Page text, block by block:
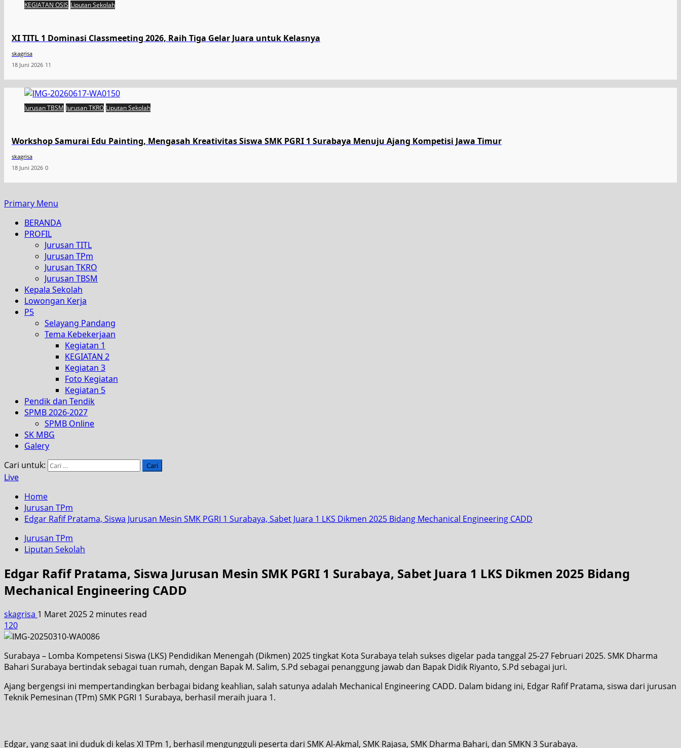
KEGIATAN OSIS Liputan Sekolah
XI TITL 1 Dominasi Classmeeting 2026, Raih Tiga Gelar Juara untuk Kelasnya
skagrisa
18 Juni 2026 11
Jurusan TBSM Jurusan TKRO Liputan Sekolah
Workshop Samurai Edu Painting, Mengasah Kreativitas Siswa SMK PGRI 1 Surabaya Menuju Ajang Kompetisi Jawa Timur
skagrisa
18 Juni 2026 0
Primary Menu
BERANDA
PROFIL
Jurusan TITL
Jurusan TPm
Jurusan TKRO
Jurusan TBSM
Kepala Sekolah
Lowongan Kerja
P5
Selayang Pandang
Tema Kebekerjaan
Kegiatan 1
KEGIATAN 2
Kegiatan 3
Foto Kegiatan
Kegiatan 5
Pendik dan Tendik
SPMB 2026-2027
SPMB Online
SK MBG
Galery
Cari untuk:
Live
Home
Jurusan TPm
Edgar Rafif Pratama, Siswa Jurusan Mesin SMK PGRI 1 Surabaya, Sabet Juara 1 LKS Dikmen 2025 Bidang Mechanical Engineering CADD
Jurusan TPm
Liputan Sekolah
Edgar Rafif Pratama, Siswa Jurusan Mesin SMK PGRI 1 Surabaya, Sabet Juara 1 LKS Dikmen 2025 Bidang
Mechanical Engineering CADD
skagrisa 1 Maret 20252 minutes read
120
Surabaya – Lomba Kompetensi Siswa (LKS) Pendidikan Menengah (Dikmen) 2025 tingkat Kota Surabaya telah sukses digelar pada tanggal 25-27 Februari 2025. SMK Dharma
Bahari Surabaya bertindak sebagai tuan rumah, dengan Bapak M. Salim, S.Pd sebagai penanggung jawab dan Bapak Didik Riyanto, S.Pd sebagai juri.
Ajang bergengsi ini mempertandingkan berbagai bidang keahlian, salah satunya adalah Mechanical Engineering CADD. Dalam bidang ini, Edgar Rafif Pratama, siswa dari jurusan
Teknik Pemesinan (TPm) SMK PGRI 1 Surabaya, berhasil meraih juara 1.
Edgar, yang saat ini duduk di kelas XI TPm 1, berhasil mengungguli peserta dari SMK Al-Akmal, SMK Rajasa, SMK Dharma Bahari, dan SMKN 3 Surabaya.